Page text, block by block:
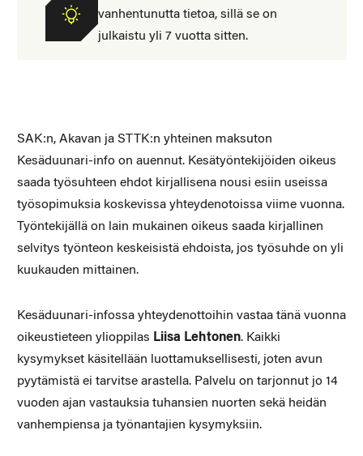
vanhentunutta tietoa, sillä se on
julkaistu yli 7 vuotta sitten.
SAK:n, Akavan ja STTK:n yhteinen maksuton
Kesäduunari-info on auennut. Kesätyöntekijöiden oikeus
saada työsuhteen ehdot kirjallisena nousi esiin useissa
työsopimuksia koskevissa yhteydenotoissa viime vuonna.
Työntekijällä on lain mukainen oikeus saada kirjallinen
selvitys työnteon keskeisistä ehdoista, jos työsuhde on yli
kuukauden mittainen.
Kesäduunari-infossa yhteydenottoihin vastaa tänä vuonna
oikeustieteen ylioppilas Liisa Lehtonen. Kaikki
kysymykset käsitellään luottamuksellisesti, joten avun
pyytämistä ei tarvitse arastella. Palvelu on tarjonnut jo 14
vuoden ajan vastauksia tuhansien nuorten sekä heidän
vanhempiensa ja työnantajien kysymyksiin.